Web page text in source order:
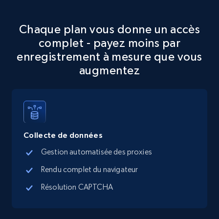
Place id, URL, Country, Name, Category,
Address, Description, Business details, and
more.
Google Maps full information - discover
Address, Description, Business details, and
Chaque plan vous donne un accès
complet - payez moins par
enregistrement à mesure que vous
augmentez
Collecte de données
Gestion automatisée des proxies
Rendu complet du navigateur
Résolution CAPTCHA